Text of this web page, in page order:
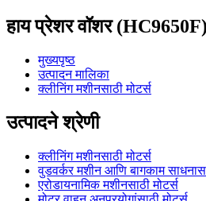
हाय प्रेशर वॉशर
मुख्यपृष्ठ
उत्पादन मालिका
क्लीनिंग मशीनसाठी मोटर्स
उत्पादने श्रेणी
क्लीनिंग मशीनसाठी मोटर्स
वुडवर्कर मशीन आणि बागकाम
एरोडायनामिक मशीनसाठी मोटर्स